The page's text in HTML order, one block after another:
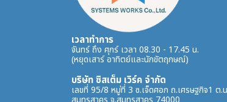
เวลาทำการ
จันทร์ ถึง ศุกร์ เวลา 08.30 - 17.45 น.
(หยุดเสาร์ อาทิตย์และนักขัตฤกษณ์)
บริษัท ซิสเต็ม เวิร์ค จำกัด
เลขที่ 95/8 หมู่ที่ 3 ซ.เจ็ดศอก ถ.เศรษฐกิจ1 ต.